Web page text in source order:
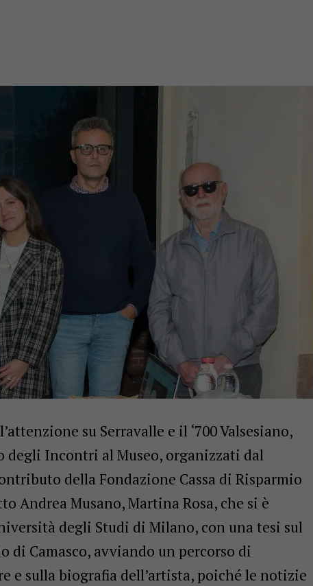
su Serravalle e il ‘700 Valsesiano,
degli Incontri al Museo, organizzati dal
della Fondazione Cassa di Risparmio
Andrea Musano, Martina Rosa, che si è
degli Studi di Milano, con una tesi sul
di Camasco, avviando un percorso di
e sulla biografia dell’artista, poiché le notizie